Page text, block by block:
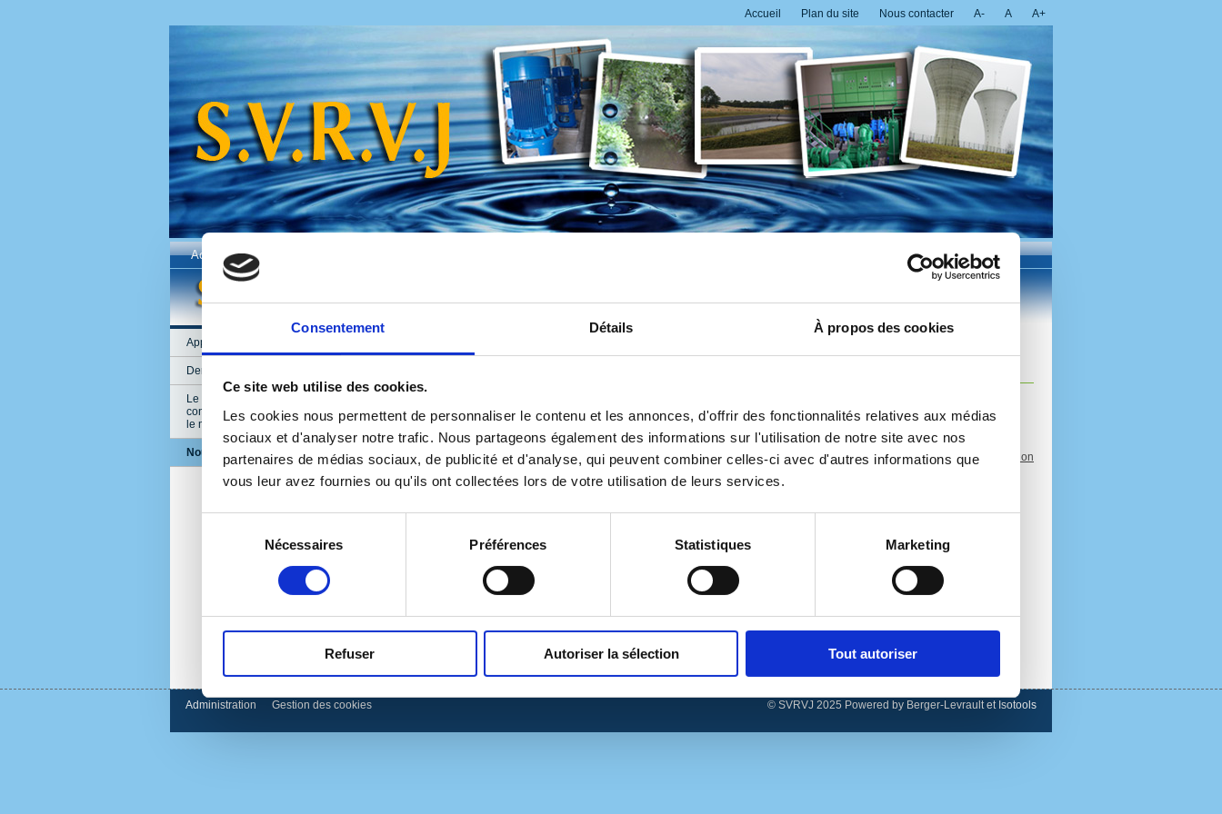
Consentement Détails À propos des cookies
Ce site web utilise des cookies.
Les cookies nous permettent de personnaliser le contenu et les annonces, d'offrir des fonctionnalités relatives aux médias
sociaux et d'analyser notre trafic. Nous partageons également des informations sur l'utilisation de notre site avec nos
partenaires de médias sociaux, de publicité et d'analyse, qui peuvent combiner celles-ci avec d'autres informations que
vous leur avez fournies ou qu'ils ont collectées lors de votre utilisation de leurs services.
consentement
Nécessaires Préférences Statistiques Marketing
Refuser Autoriser la sélection Tout autoriser
Accueil Plan du site Nous contacter A- A A+
Accueil
à compter du 1er octobre 2023, nouveau délégataire : SOGEDO
>Retour à la sélection
Appel d'offre
Derniers comptes-rendus
Le prochain Comité Syndical sera
consacré aux orientations budgétaires :
le mardi 16 décembre 2025 -
Nouvelles
© SVRVJ 2025 Powered by Berger-Levrault et Isotools
Administration Gestion des cookies